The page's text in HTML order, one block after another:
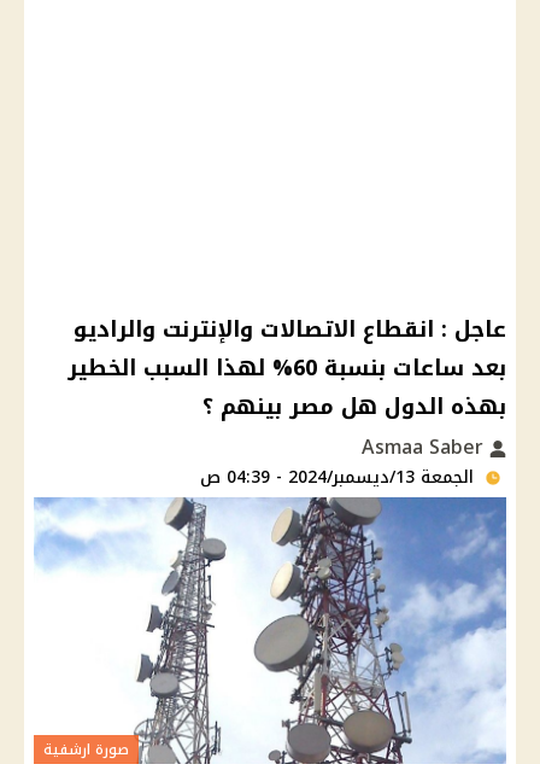
عاجل : انقطاع الاتصالات والإنترنت والراديو
بعد ساعات بنسبة 60% لهذا السبب الخطير
بهذه الدول هل مصر بينهم ؟
الجمعة 13/ديسمبر/2024 - 04:39 ص
صورة ارشفية